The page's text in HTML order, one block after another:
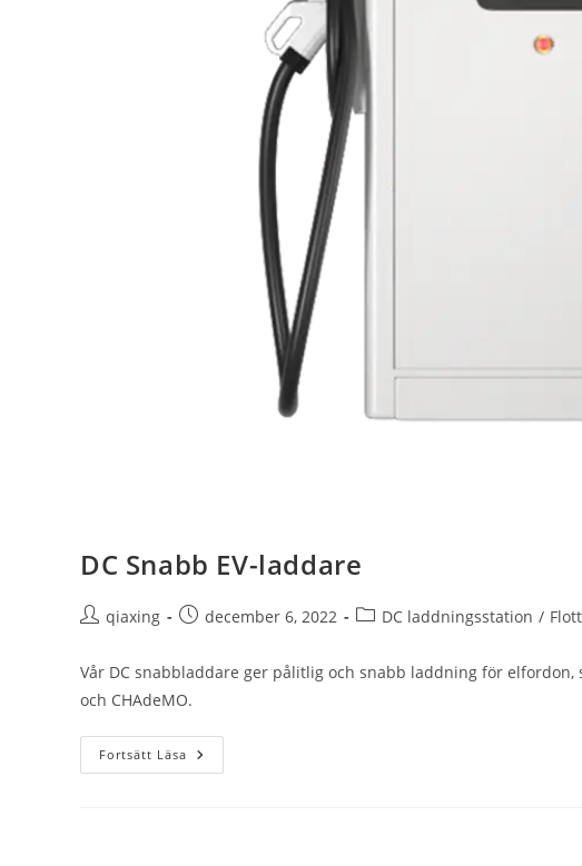
DC Snabb EV-laddare
qiaxing december 6, 2022 DC laddningsstation /
Vår DC snabbladdare ger pålitlig och snabb laddning för
och CHAdeMO.
Fortsätt Läsa